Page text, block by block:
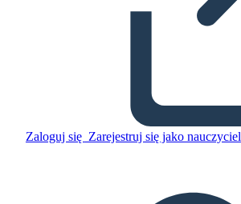
Zaloguj się Zarejestruj się jako nauczyciel